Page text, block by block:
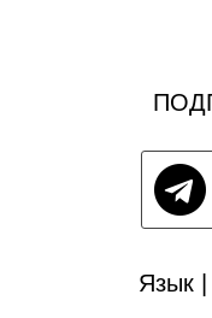
Язык